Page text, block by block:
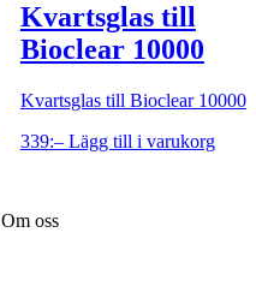
Kvartsglas till
Bioclear 10000
Kvartsglas till Bioclear 10000
339:– Lägg till i varukorg
Om oss